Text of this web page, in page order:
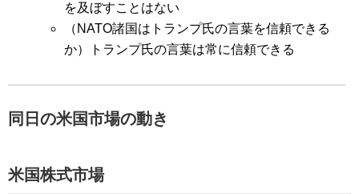
を及ぼすことはない
（NATO諸国はトランプ氏の言葉を信頼できる
か）トランプ氏の言葉は常に信頼できる
同日の米国市場の動き
米国株式市場